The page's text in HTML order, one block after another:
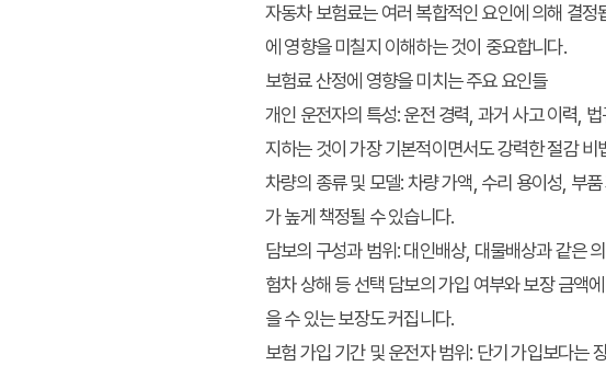
자동차 보험료는 여러 복합적인 요인에 의해 결
에 영향을 미칠지 이해하는 것이 중요합니다.
보험료 산정에 영향을 미치는 주요 요인들
개인 운전자의 특성: 운전 경력, 과거 사고 이력,
지하는 것이 가장 기본적이면서도 강력한 절감 비
차량의 종류 및 모델: 차량 가액, 수리 용이성, 부
가 높게 책정될 수 있습니다.
담보의 구성과 범위: 대인배상, 대물배상과 같은
험차 상해 등 선택 담보의 가입 여부와 보장 금액
을 수 있는 보장도 커집니다.
보험 가입 기간 및 운전자 범위: 단기 가입보다는